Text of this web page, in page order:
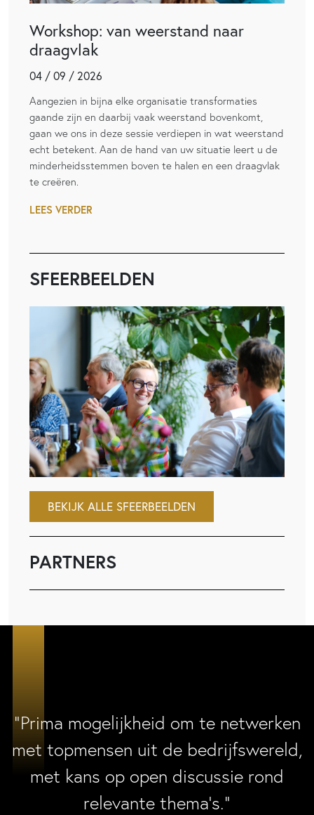
Workshop: van weerstand naar
draagvlak
04 / 09 / 2026
Aangezien in bijna elke organisatie transformaties
gaande zijn en daarbij vaak weerstand bovenkomt,
gaan we ons in deze sessie verdiepen in wat weerstand
echt betekent. Aan de hand van uw situatie leert u de
minderheidsstemmen boven te halen en een draagvlak
te creëren.
LEES VERDER
SFEERBEELDEN
BEKIJK ALLE SFEERBEELDEN
PARTNERS
“Prima mogelijkheid om te netwerken
met topmensen uit de bedrijfswereld,
met kans op open discussie rond
relevante thema’s.”